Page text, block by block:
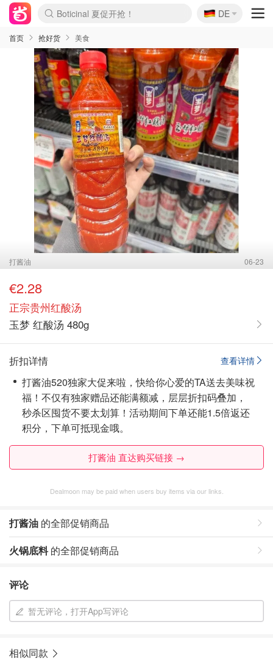
Boticinal 夏促开抢！
4折！lulu周四疯狂上新
还没结束！&OtherStories大促
Joybuy变相75折 随时失效
速领！Stanley独家85折
疑似霸哥！Camper额外叠85折
Zalando 奥莱闪促！每日更新
Moncler反季囤！5折起+叠9折
Coach Brooklyn仅€192
🇩🇪
DE
首页 抢好货 美食
打酱油 06-23
€2.28
正宗贵州红酸汤
玉梦 红酸汤 480g
查看详情
折扣详情
打酱油520独家大促来啦，快给你心爱的TA送去美味祝
福！不仅有独家赠品还能满额减，层层折扣码叠加，
秒杀区囤货不要太划算！活动期间下单还能1.5倍返还
积分，下单可抵现金哦。
打酱油 直达购买链接 →
Dealmoon may be paid when users buy items via our links.
打酱油 的全部促销商品
火锅底料的全部促销商品
评论
暂无评论，打开App写评论
相似同款